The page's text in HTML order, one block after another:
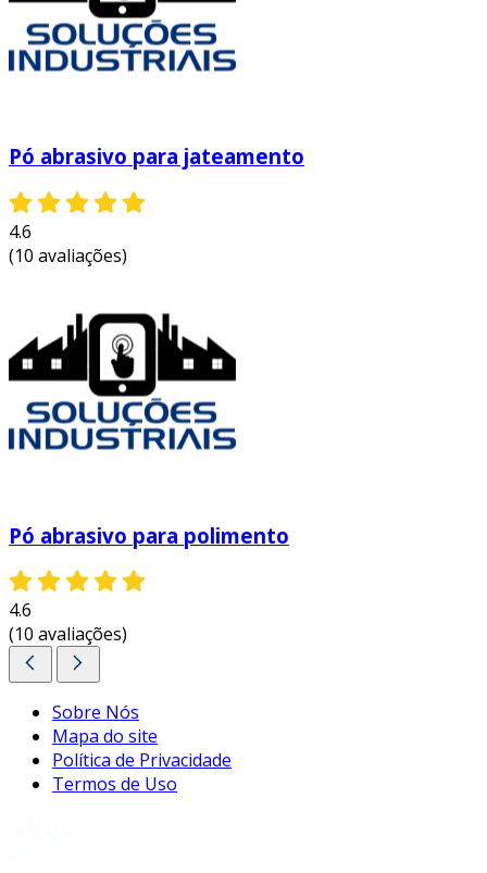
Pó abrasivo para jateamento
4.6
(10 avaliações)
Pó abrasivo para polimento
4.6
(10 avaliações)
Sobre Nós
Mapa do site
Política de Privacidade
Termos de Uso